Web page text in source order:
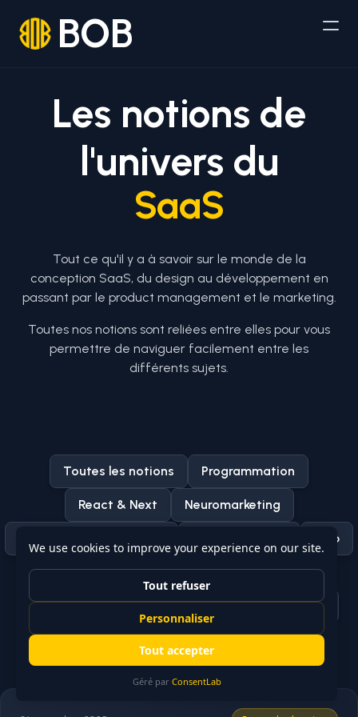
BOB
Les notions de
l'univers du
SaaS
Tout ce qu'il y a à savoir sur le monde de la
conception SaaS, du design au développement en
passant par le product management et le marketing.
Toutes nos notions sont reliées entre elles pour vous
permettre de naviguer facilement entre les
différents sujets.
Toutes les notions Programmation
React & Next Neuromarketing
Web
Bases de données JavaScript & TypeScript
Technologies & Librairies Design Testing
Unity Marketing SEO